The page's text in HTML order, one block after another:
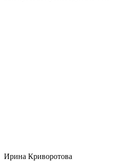
Ирина Криворотова